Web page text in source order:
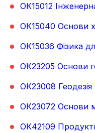
ОК15012
ОК15040 Основи
ОК15036 Фізика
ОК23205 Основи
ОК23008 Геодезія
ОК23072 Основи
ОК42109